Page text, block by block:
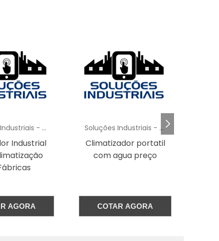
Soluções Industriais - AC
Industrial
AGORA
Soluções Industriais - AC
Climatizador portatil
com agua preço
COTAR AGORA